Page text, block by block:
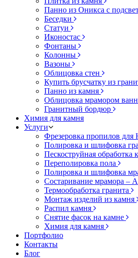
Панно из Оникса с
Беседки
Статуи
Иконостас
Фонтаны
Колонны
Вазоны
Облицовка стен
Купить брусчатку из
Панно из камня
Облицовка мрамором
Гранитный бордюр
Химия для камня
Услуги
Фрезеровка пропилов
Полировка и шлифовка
Пескоструйная обработка
Переполировка пола
Полировка и шлифовка
Состаривание мрамора –
Термообработка гранита
Монтаж изделий из камня
Распил камня
Снятие фасок на камне
Химия для камня
Портфолио
Контакты
Блог